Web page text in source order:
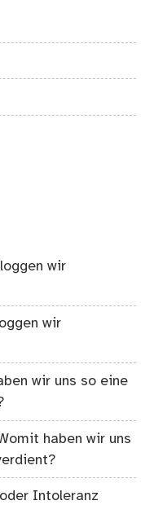
wir
wir
wir uns so eine
haben wir uns
Intoleranz